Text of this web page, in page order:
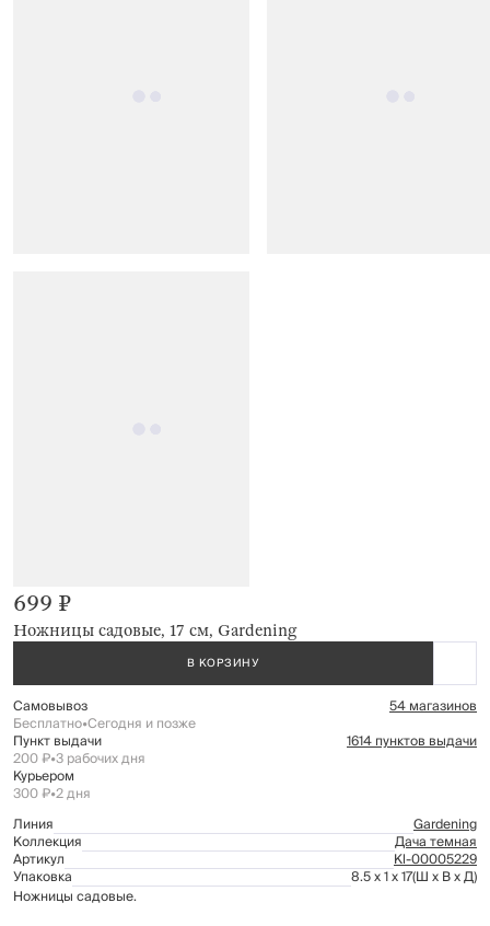
Ножницы садовые, 17 см, Gardening
699 ₽
В КОРЗИНУ
Самовывоз 54 магазинов
Бесплатно•Сегодня и позже
Пункт выдачи 1614 пунктов выдачи
200 ₽•3 рабочих дня
Курьером
300 ₽•2 дня
Линия
Gardening
Коллекция Дача темная
Артикул Kl-00005229
Упаковка 8.5 x 1 x 17(Ш x В x Д)
Ножницы садовые.